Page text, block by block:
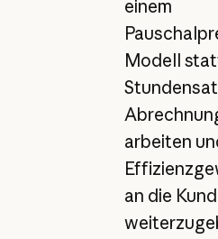
einem
Modell
arbeiten
an die